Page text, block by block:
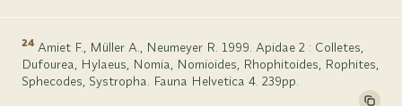
24 Amiet F., Müller A., Neumeyer R. 1999. Apidae 2 : Colletes,
Dufourea, Hylaeus, Nomia, Nomioides, Rhophitoides, Rophites,
Sphecodes, Systropha. Fauna Helvetica 4. 239pp.